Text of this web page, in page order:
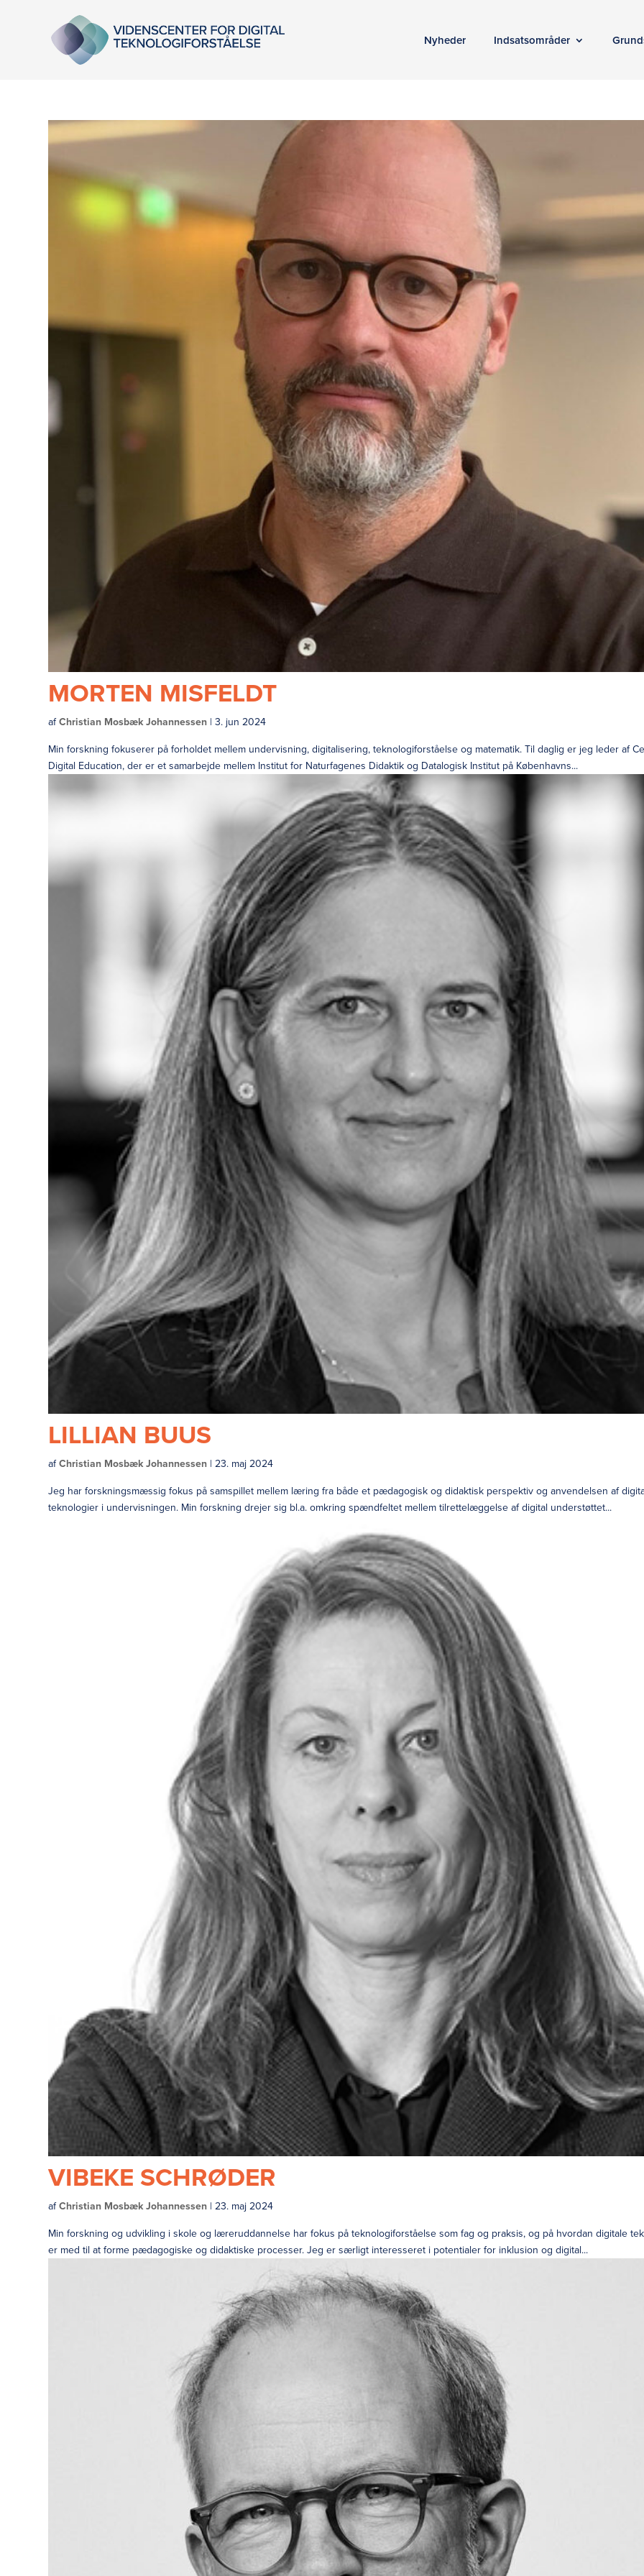
Nyheder Indsatsområder
MORTEN MISFELDT
afChristian Mosbæk Johannessen |3. jun 2024
Min forskning fokuserer på forholdet mellem undervisning, digitalisering, teknologiforståelse og matematik. Til daglig er jeg leder af
Digital Education, der er et samarbejde mellem Institut for Naturfagenes Didaktik og Datalogisk Institut på Københavns...
LILLIAN BUUS
afChristian Mosbæk Johannessen |23. maj 2024
Jeg har forskningsmæssig fokus på samspillet mellem læring fra både et pædagogisk og didaktisk perspektiv og anvendelsen af
teknologier i undervisningen. Min forskning drejer sig bl.a. omkring spændfeltet mellem tilrettelæggelse af digital understøttet...
VIBEKE SCHRØDER
afChristian Mosbæk Johannessen |23. maj 2024
Min forskning og udvikling i skole og læreruddannelse har fokus på teknologiforståelse som fag og praksis, og på hvordan digitale
er med til at forme pædagogiske og didaktiske processer. Jeg er særligt interesseret i potentialer for inklusion og digital...